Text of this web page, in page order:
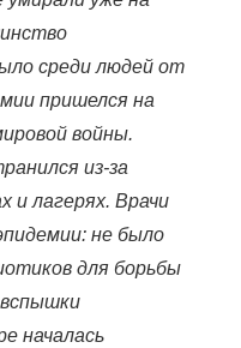
среди людей от
пришелся на
войны.
из-за
и лагерях. Врачи
не было
для борьбы
началась